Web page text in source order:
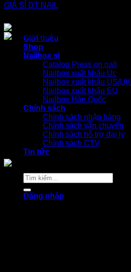
Giới thiệu
Shop
Nailbox sỉ
Catalog Press on nail
Nailbox xuất khẩu Úc
Nailbox xuất khẩu US/UK
Nailbox xuất khẩu EU
Nailbox Hàn Quốc
Chính sách
Chính sách nhập hàng
Chính sách vận chuyển
Chính sách hỗ trợ đại lý
Chính sách CTV
Tin tức
Tìm
kiếm:
Đăng nhập